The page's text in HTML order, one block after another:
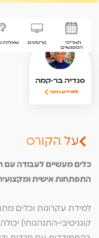
סנדיה בר-קמה
למידע נוסף
תאריכי
המפגשים
סרטונים שאלות
על הקורס
כלים מעשיים לעבודה עם
התפתחות אישית
קוגניטיבי-התנהגותי)